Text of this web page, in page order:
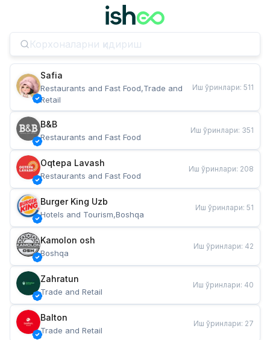
Safia
Restaurants and Fast Food,Trade and
Retail
Иш ўринлари: 511
B&B
Restaurants and Fast Food
Иш ўринлари: 351
Oqtepa Lavash
Restaurants and Fast Food
Иш ўринлари: 208
Burger King Uzb
Hotels and Tourism,Boshqa
Иш ўринлари: 51
Kamolon osh
Boshqa
Иш ўринлари: 42
Zahratun
Trade and Retail
Иш ўринлари: 40
Balton
Trade and Retail
Иш ўринлари: 27